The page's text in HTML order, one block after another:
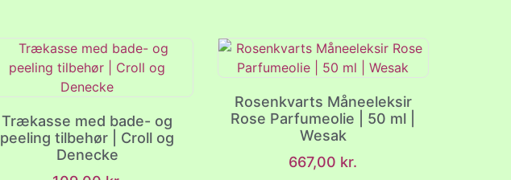
Trækasse med bade- og
peeling tilbehør | Croll og
Denecke
Rosenkvarts Måneeleksir
Rose Parfumeolie | 50 ml |
Wesak
667,00 kr.